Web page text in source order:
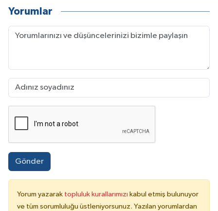
Yorumlar
Gönder
Yorum yazarak topluluk kurallarımızı kabul etmiş bulunuyor
ve tüm sorumluluğu üstleniyorsunuz. Yazılan yorumlardan